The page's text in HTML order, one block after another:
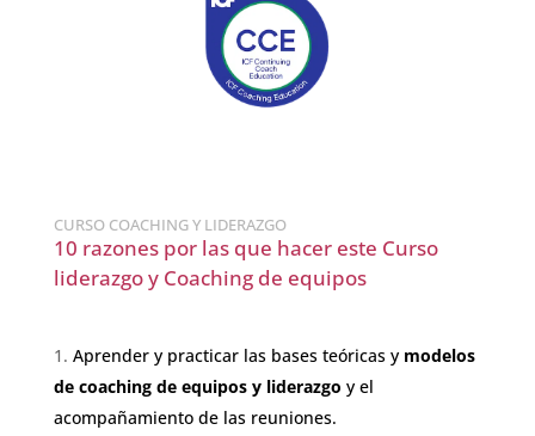
CURSO COACHING Y LIDERAZGO
10 razones por las que hacer este Curso
liderazgo y Coaching de equipos
Aprender y practicar las bases teóricas y modelos
de coaching de equipos y liderazgo y el
acompañamiento de las reuniones.